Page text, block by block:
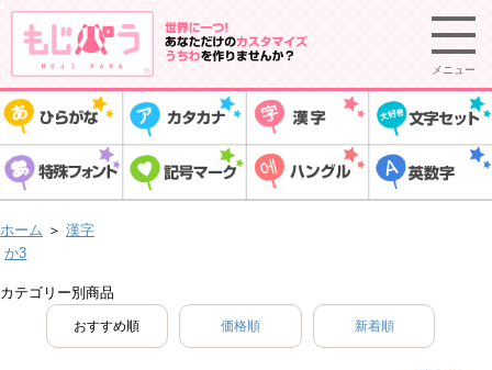
メニュー
ホーム ＞ 漢字
か3
カテゴリー別商品
おすすめ順 価格順 新着順